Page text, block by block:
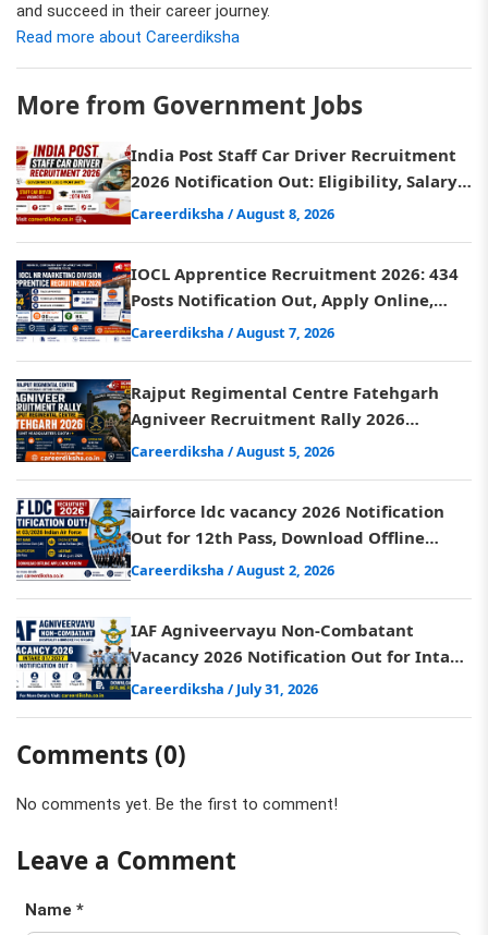
and succeed in their career journey.
Read more about Careerdiksha
More from Government Jobs
India Post Staff Car Driver Recruitment
2026 Notification Out: Eligibility, Salary
& Apply Offline
Careerdiksha / August 8, 2026
IOCL Apprentice Recruitment 2026: 434
Posts Notification Out, Apply Online,
Eligibility & Last Date
Careerdiksha / August 7, 2026
Rajput Regimental Centre Fatehgarh
Agniveer Recruitment Rally 2026
Schedule Released, Check Ditels
Careerdiksha / August 5, 2026
airforce ldc vacancy 2026 Notification
Out for 12th Pass, Download Offline
Application Form
Careerdiksha / August 2, 2026
IAF Agniveervayu Non-Combatant
Vacancy 2026 Notification Out for Intake
01/2027, Download Form
Careerdiksha / July 31, 2026
Comments (0)
No comments yet. Be the first to comment!
Leave a Comment
Name *